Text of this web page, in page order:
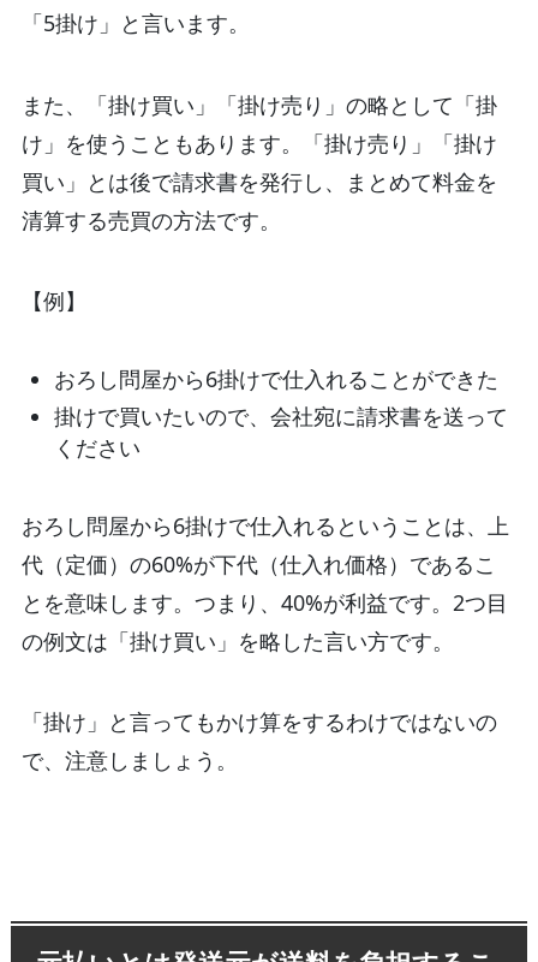
「5掛け」と言います。
また、「掛け買い」「掛け売り」の略として「掛
け」を使うこともあります。「掛け売り」「掛け
買い」とは後で請求書を発行し、まとめて料金を
清算する売買の方法です。
【例】
おろし問屋から6掛けで仕入れることができた
掛けで買いたいので、会社宛に請求書を送って
ください
おろし問屋から6掛けで仕入れるということは、上
代（定価）の60%が下代（仕入れ価格）であるこ
とを意味します。つまり、40%が利益です。2つ目
の例文は「掛け買い」を略した言い方です。
「掛け」と言ってもかけ算をするわけではないの
で、注意しましょう。